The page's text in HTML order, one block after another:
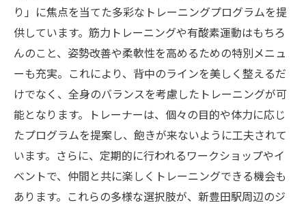
り」に焦点を当てた多彩なトレーニングプログラムを提
供しています。筋力トレーニングや有酸素運動はもちろ
んのこと、姿勢改善や柔軟性を高めるための特別メニュ
ーも充実。これにより、背中のラインを美しく整えるだ
けでなく、全身のバランスを考慮したトレーニングが可
能となります。トレーナーは、個々の目的や体力に応じ
たプログラムを提案し、飽きが来ないように工夫されて
います。さらに、定期的に行われるワークショップやイ
ベントで、仲間と共に楽しくトレーニングできる機会も
あります。これらの多様な選択肢が、新豊田駅周辺のジ